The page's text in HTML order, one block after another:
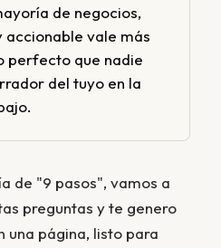
de negocios,
accionable vale más
perfecto que nadie
del tuyo en la
de "9 pasos", vamos a
preguntas y te genero
una página, listo para